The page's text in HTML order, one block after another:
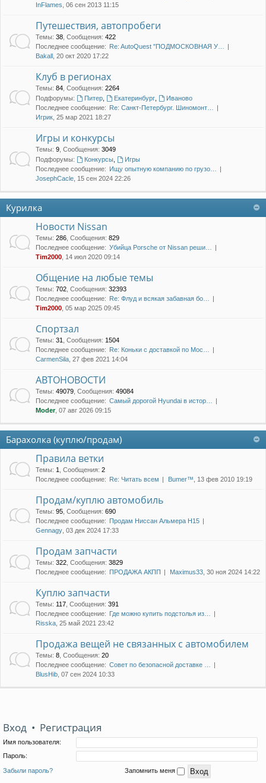
InFlames , 06 сен 2013 11:15
Путешествия, автопробеги
Темы: 38 Сообщения: 422
Последнее сообщение: Re: AutoQuest "ПОДМОСКОВНАЯ У…
Bakall , 20 окт 2020 17:22
Клуб в регионах
Темы: 84 Сообщения: 2264
Подфорумы:
Питер, Екатеринбург,
Иваново
Последнее сообщение: Re: Санкт-Петербург. Шиномонт…
Игрик , 25 мар 2021 18:27
Игры и конкурсы
Темы: 9 Сообщения: 3049
Подфорумы:
Конкурсы,
Игры
Последнее сообщение: Ищу опытную компанию по грузо…
JosephCacle , 15 сен 2024 22:26
Курилка
Новости Nissan
Темы: 286 Сообщения: 829
Последнее сообщение: Убийца Porsche от Nissan реши…
Tim2000 , 14 июл 2020 09:14
Общение на любые темы
Темы: 702 Сообщения: 32393
Последнее сообщение: Re: Флуд и всякая забавная бо…
Tim2000 , 05 мар 2025 09:45
Спортзал
Темы: 31 Сообщения: 1504
Последнее сообщение: Re: Коньки с доставкой по Мос…
CarmenSila , 27 фев 2021 14:04
АВТОНОВОСТИ
Темы: 49079 Сообщения: 49084
Последнее сообщение: Самый дорогой Hyundai в истор…
Moder, 07 авг 2026 09:15
Барахолка (куплю/продам)
Правила ветки
Темы: 1 Сообщения: 2
Последнее сообщение: Re: Читать всем Bumer™ , 13 фев 2010 19:19
Продам/куплю автомобиль
Темы: 95 Сообщения: 690
Последнее сообщение: Продам Ниссан Альмера Н15
Gennagy , 03 дек 2024 17:33
Продам запчасти
Темы: 322 Сообщения: 3829
Последнее сообщение: ПРОДАЖА АКПП Maximus33 , 30 ноя 2024 14:22
Куплю запчасти
Темы: 117 Сообщения: 391
Последнее сообщение: Где можно купить подстолья из…
Risska , 25 май 2021 23:42
Продажа вещей не связанных с автомобилем
Темы: 8 Сообщения: 20
Последнее сообщение: Совет по безопасной доставке …
BlusHib , 07 сен 2024 10:33
Вход • Регистрация
Имя пользователя:
Пароль:
Забыли пароль? Запомнить меня